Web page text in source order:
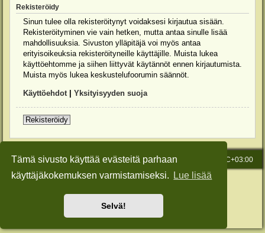
Tämä sivusto käyttää evästeitä parhaan
käyttäjäkokemuksen varmistamiseksi.
Lue lisää
Selvä!
Rekisteröidy
Sinun tulee olla rekisteröitynyt voidaksesi kirjautua sisään.
Rekisteröityminen vie vain hetken, mutta antaa sinulle lisää
mahdollisuuksia. Sivuston ylläpitäjä voi myös antaa
erityisoikeuksia rekisteröityneille käyttäjille. Muista lukea
käyttöehtomme ja siihen liittyvät käytännöt ennen kirjautumista.
Muista myös lukea keskustelufoorumin säännöt.
Käyttöehdot| Yksityisyyden suoja
Rekisteröidy
Etusivu Kaikki ajat ovat UTC+03:00
Viesti Ylläpidolle
Keskustelufoorumin ohjelmistophpBB® Forum Software © phpBB Limited